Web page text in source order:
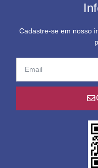
Cadastre-se em nosso